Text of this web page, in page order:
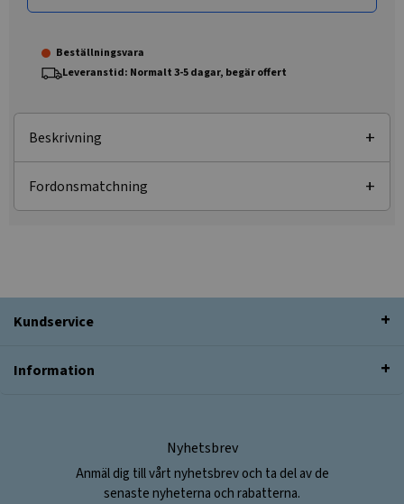
Beställningsvara
Leveranstid: Normalt 3-5 dagar, begär offert
Beskrivning
Fordonsmatchning
Kundservice
Information
Nyhetsbrev
Anmäl dig till vårt nyhetsbrev och ta del av de
senaste nyheterna och rabatterna.